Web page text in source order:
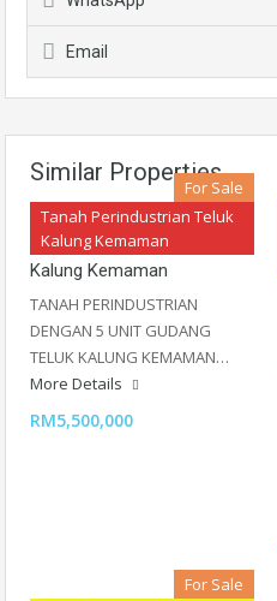
Email
Similar Properties
Tanah Perindustrian Teluk
Kalung Kemaman
For Sale
Tanah Perindustrian Teluk
Kalung Kemaman
TANAH PERINDUSTRIAN
DENGAN 5 UNIT GUDANG
TELUK KALUNG KEMAMAN…
More Details
RM5,500,000
For Sale